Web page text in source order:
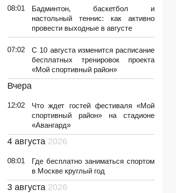
08:01
Бадминтон, баскетбол и
настольный теннис: как активно
провести выходные в августе
07:02
С 10 августа изменится расписание
бесплатных тренировок проекта
«Мой спортивный район»
Вчера
12:02
Что ждет гостей фестиваля «Мой
спортивный район» на стадионе
«Авангард»
4 августа 2026
08:01
Где бесплатно заниматься спортом
в Москве круглый год
3 августа 2026